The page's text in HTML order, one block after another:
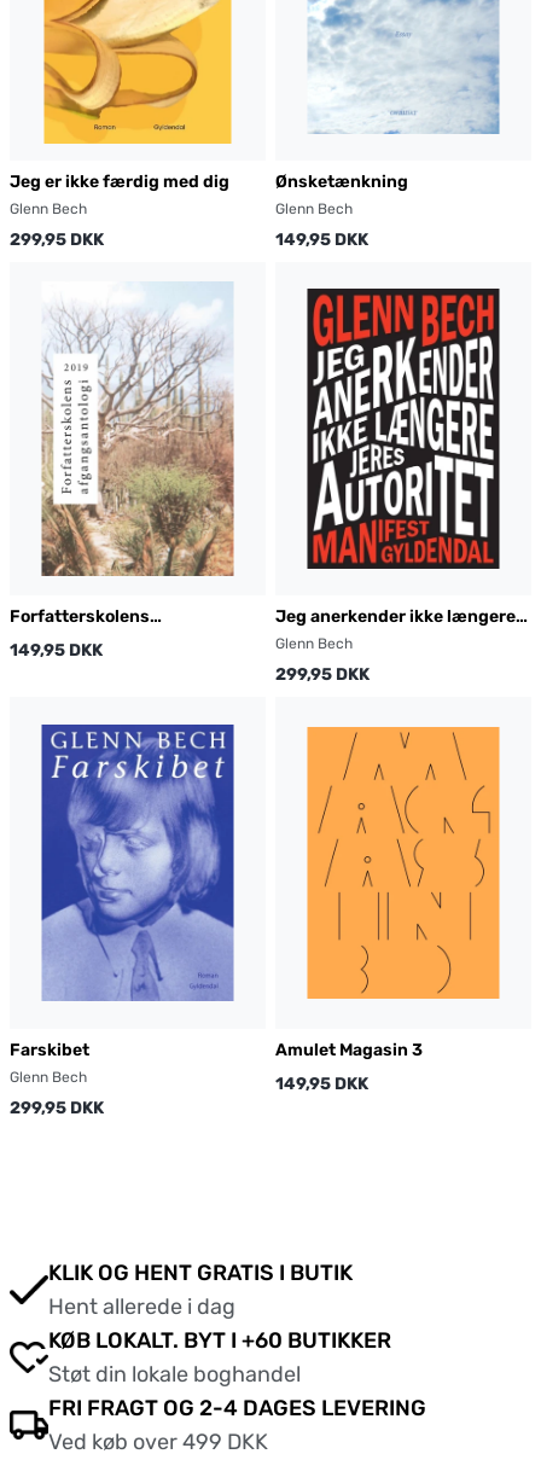
Jeg er ikke færdig med dig
Glenn Bech
299,95 DKK
Ønsketænkning
Glenn Bech
149,95 DKK
Forfatterskolens
Afgangsantologi 2019
149,95 DKK
Jeg anerkender ikke længere
jeres autoritet
Glenn Bech
299,95 DKK
Farskibet
Glenn Bech
299,95 DKK
Amulet Magasin 3
149,95 DKK
KLIK OG HENT GRATIS I BUTIK
Hent allerede i dag
KØB LOKALT. BYT I +60 BUTIKKER
Støt din lokale boghandel
FRI FRAGT OG 2-4 DAGES LEVERING
Ved køb over 499 DKK